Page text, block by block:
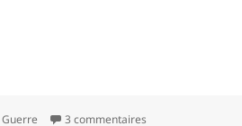
Guerre 3 commentaires